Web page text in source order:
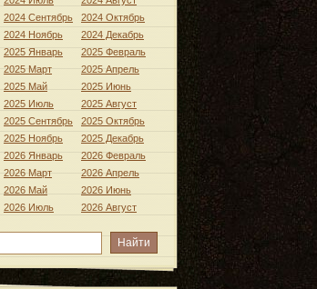
2024 Сентябрь
2024 Октябрь
2024 Ноябрь
2024 Декабрь
2025 Январь
2025 Февраль
2025 Март
2025 Апрель
2025 Май
2025 Июнь
2025 Июль
2025 Август
2025 Сентябрь
2025 Октябрь
2025 Ноябрь
2025 Декабрь
2026 Январь
2026 Февраль
2026 Март
2026 Апрель
2026 Май
2026 Июнь
2026 Июль
2026 Август